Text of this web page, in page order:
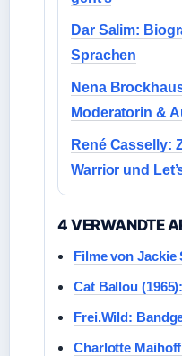
Dar Salim:
Sprachen
Nena
Moderatorin &
René Casselly:
Warrior und
4 VERWANDTE
Filme von
Cat Ballou
Frei.Wild:
Charlotte